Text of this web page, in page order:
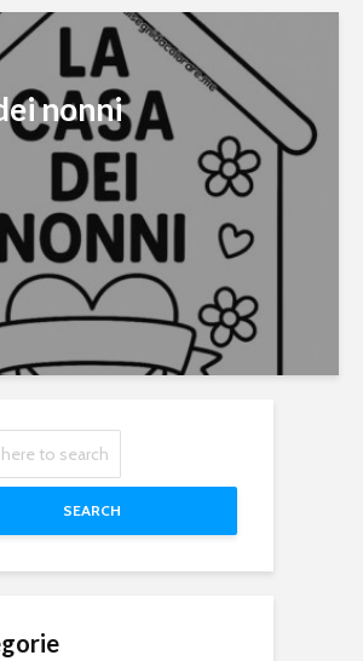
nonni
SEARCH